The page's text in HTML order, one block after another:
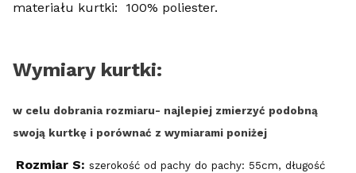
materiału kurtki: 100% poliester.
Wymiary kurtki:
w celu dobrania rozmiaru- najlepiej zmierzyć podobną
swoją kurtkę i porównać z wymiarami poniżej
Rozmiar S: szerokość od pachy do pachy: 55cm, długość